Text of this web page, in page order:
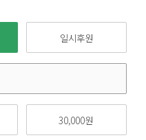
일시후원
30,000원